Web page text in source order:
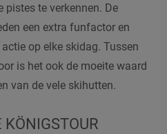
te verkennen. De
een extra funfactor en
op elke skidag. Tussen
is het ook de moeite waard
van de vele skihutten.
KÖNIGSTOUR